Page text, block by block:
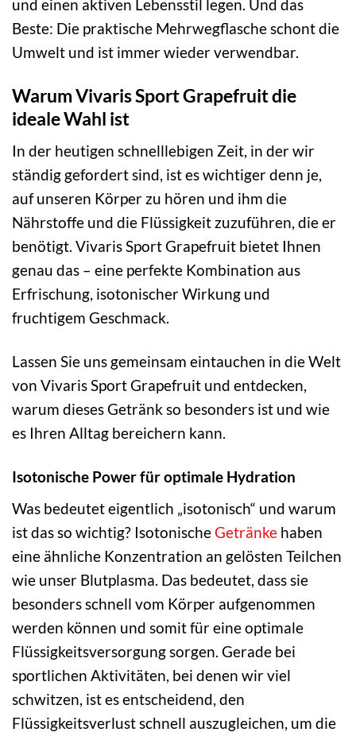
und einen aktiven Lebensstil legen. Und das
Beste: Die praktische Mehrwegflasche schont die
Umwelt und ist immer wieder verwendbar.
Warum Vivaris Sport Grapefruit die
ideale Wahl ist
In der heutigen schnelllebigen Zeit, in der wir
ständig gefordert sind, ist es wichtiger denn je,
auf unseren Körper zu hören und ihm die
Nährstoffe und die Flüssigkeit zuzuführen, die er
benötigt. Vivaris Sport Grapefruit bietet Ihnen
genau das – eine perfekte Kombination aus
Erfrischung, isotonischer Wirkung und
fruchtigem Geschmack.
Lassen Sie uns gemeinsam eintauchen in die Welt
von Vivaris Sport Grapefruit und entdecken,
warum dieses Getränk so besonders ist und wie
es Ihren Alltag bereichern kann.
Isotonische Power für optimale Hydration
Was bedeutet eigentlich „isotonisch“ und warum
ist das so wichtig? IsotonischeGetränke haben
eine ähnliche Konzentration an gelösten Teilchen
wie unser Blutplasma. Das bedeutet, dass sie
besonders schnell vom Körper aufgenommen
werden können und somit für eine optimale
Flüssigkeitsversorgung sorgen. Gerade bei
sportlichen Aktivitäten, bei denen wir viel
schwitzen, ist es entscheidend, den
Flüssigkeitsverlust schnell auszugleichen, um die